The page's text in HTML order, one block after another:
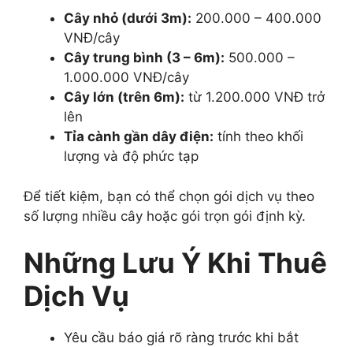
Cây nhỏ (dưới 3m): 200.000 – 400.000
VNĐ/cây
Cây trung bình (3 – 6m): 500.000 –
1.000.000 VNĐ/cây
Cây lớn (trên 6m): từ 1.200.000 VNĐ trở
lên
Tỉa cành gần dây điện: tính theo khối
lượng và độ phức tạp
Để tiết kiệm, bạn có thể chọn gói dịch vụ theo
số lượng nhiều cây hoặc gói trọn gói định kỳ.
Những Lưu Ý Khi Thuê
Dịch Vụ
Yêu cầu báo giá rõ ràng trước khi bắt